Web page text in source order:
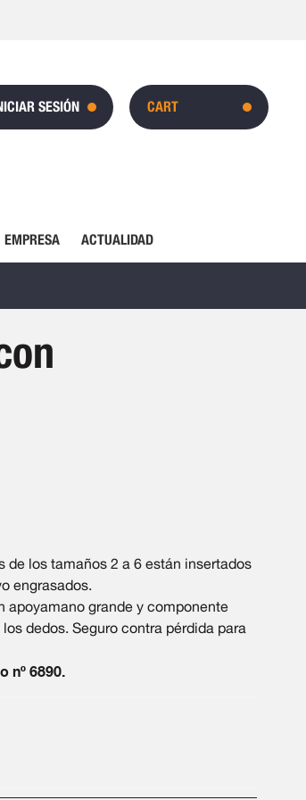
CART
SESIÓN
EMPRESA ACTUALIDAD
de los tamaños 2 a 6 están insertados
engrasados.
apoyamano grande y componente
dedos. Seguro contra pérdida para
nº 6890.